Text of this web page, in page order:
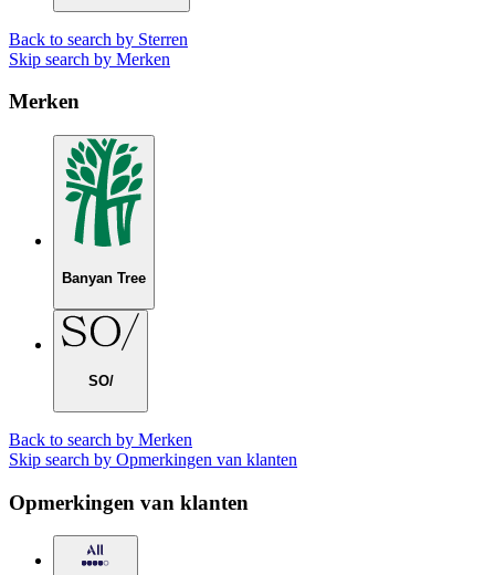
Back to search by Sterren
Skip search by Merken
Merken
Banyan Tree
SO/
Back to search by Merken
Skip search by Opmerkingen van klanten
Opmerkingen van klanten